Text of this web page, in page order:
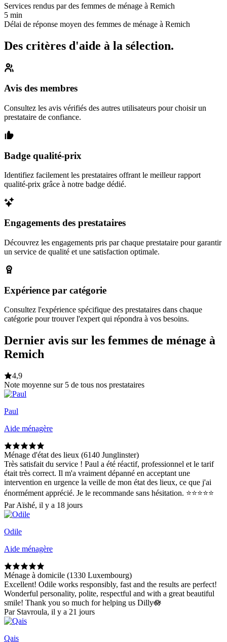
Services rendus par des femmes de ménage à Remich
5 min
Délai de réponse moyen des femmes de ménage à Remich
Des critères d'aide à la sélection.
Avis des membres
Consultez les avis vérifiés des autres utilisateurs pour choisir un
prestataire de confiance.
Badge qualité-prix
Identifiez facilement les prestataires offrant le meilleur rapport
qualité-prix grâce à notre badge dédié.
Engagements des prestataires
Découvrez les engagements pris par chaque prestataire pour garantir
un service de qualité et une satisfaction optimale.
Expérience par catégorie
Consultez l'expérience spécifique des prestataires dans chaque
catégorie pour trouver l'expert qui répondra à vos besoins.
Dernier avis sur les femmes de ménage à
Remich
4,9
Note moyenne sur 5 de tous nos prestataires
Paul
Aide ménagère
Ménage d'état des lieux (6140 Junglinster)
Très satisfait du service ! Paul a été réactif, professionnel et le tarif
était très correct. Il m'a vraiment dépanné en acceptant une
intervention en urgence la veille de mon état des lieux, ce que j'ai
énormément apprécié. Je le recommande sans hésitation. ⭐⭐⭐⭐⭐
Par Aïshé, il y a 18 jours
Odile
Aide ménagère
Ménage à domicile (1330 Luxembourg)
Excellent! Odile works responsibly, fast and the results are perfect!
Wonderful personality, polite, respectful and with a great beautiful
smile! Thank you so much for helping us Dilly🪷
Par Stavroula, il y a 21 jours
Qais